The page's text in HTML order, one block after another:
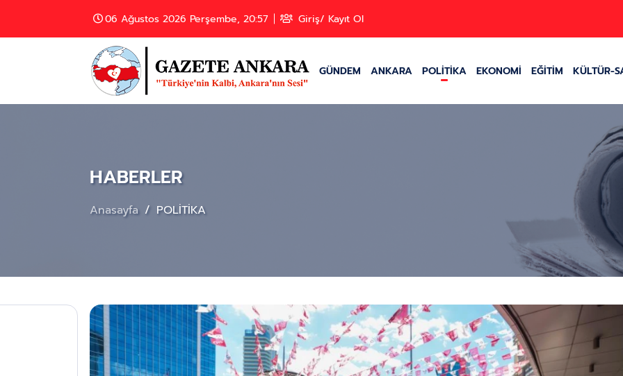
06 Ağustos 2026 Perşembe, 20:57 Giriş/ Kayıt Ol
GÜNDEM ANKARA POLİTİKA EKONOMİ EĞİTİM KÜLTÜR-
HABERLER
Anasayfa POLİTİKA